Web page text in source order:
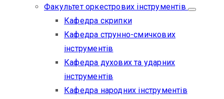
Факультет оркестрових інструментів
Кафедра скрипки
Кафедра струнно-смичкових
інструментів
Кафедра духових та ударних
інструментів
Кафедра народних інструментів